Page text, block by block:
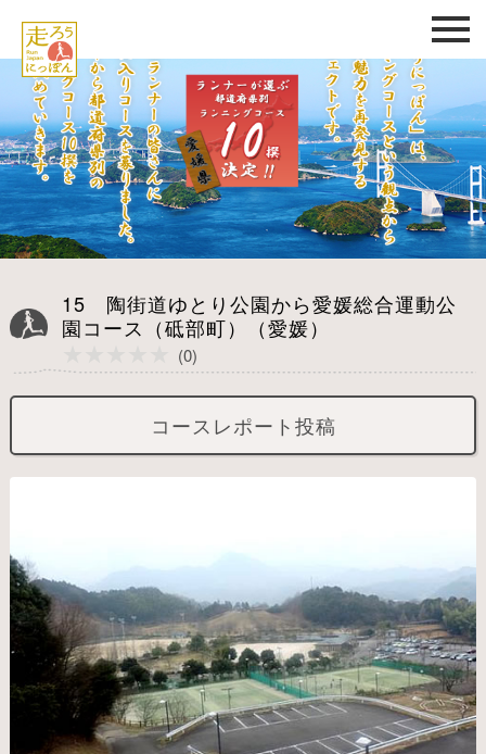
15 陶街道ゆとり公園から愛媛総合運動公
園コース（砥部町）（愛媛）
(0)
コースレポート投稿